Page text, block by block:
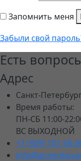
Запомнить меня
Забыли свой
Есть
Адрес
Санкт-
Время работы:
ПН-СБ 11:00-
ВС ВЫХОДНОЙ
+7 (929) 101-56-